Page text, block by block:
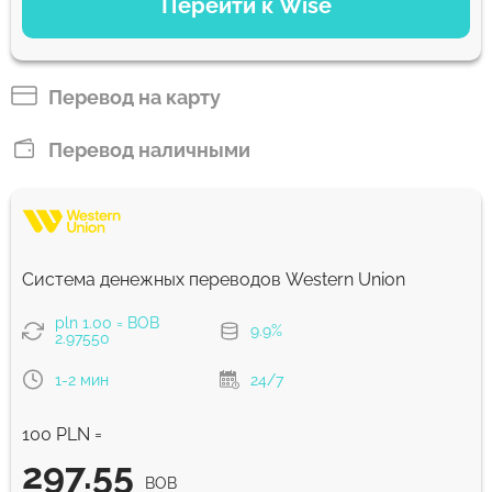
Перейти к Wise
Оплатить банковским переводом
193.75 BOB 7 д
Комиссия Strumok, всегда 0%
Перевод на карту
Перевод наличными
Система денежных переводов Western Union
pln 1.00 = BOB
2.97550
9.9%
1-2 мин 24/7
100 PLN =
297.55 BOB